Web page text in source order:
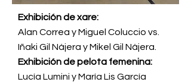
Exhibición de xare:
Alan Correa y Miguel Coluccio vs.
Iñaki Gil Nájera y Mikel Gil Nájera.
Exhibición de pelota femenina:
Lucía Lumini y María Lis García